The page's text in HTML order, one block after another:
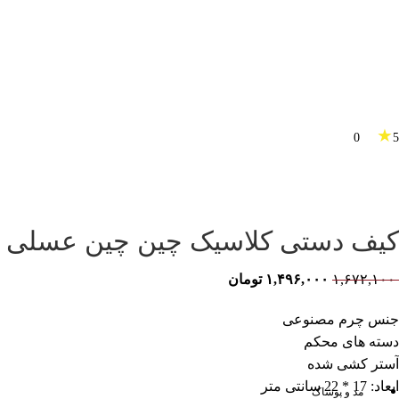
مد و پوشاک
5
★
کیف دستی کلاسیک چین چین عسلی
۱,۶۷۲,۱۰۰ ۱,۴۹۶,۰۰۰ تومان
جنس چرم مصنوعی
دسته های محکم
آستر کشی شده
ابعاد: 17 * 22 سانتی متر